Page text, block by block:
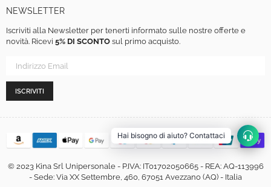
NEWSLETTER
Iscriviti alla Newsletter per tenerti informato sulle nostre offerte e
novità. Ricevi 5% DI SCONTO sul primo acquisto.
ISCRIVITI
© 2023 Kina Srl Unipersonale - P.IVA: IT01702050665 - REA: AQ-113996
- Sede: Via XX Settembre, 460, 67051 Avezzano (AQ) - Italia
Hai bisogno di aiuto? Contattaci